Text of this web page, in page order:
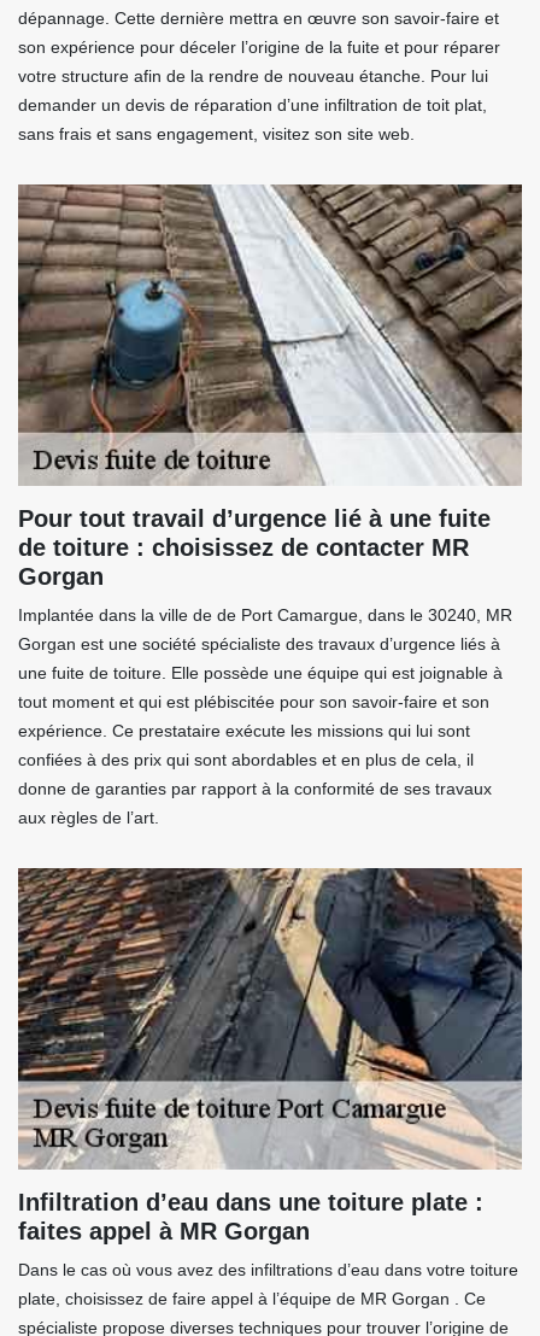
dépannage. Cette dernière mettra en œuvre son savoir-faire et
son expérience pour déceler l’origine de la fuite et pour réparer
votre structure afin de la rendre de nouveau étanche. Pour lui
demander un devis de réparation d’une infiltration de toit plat,
sans frais et sans engagement, visitez son site web.
Pour tout travail d’urgence lié à une fuite
de toiture : choisissez de contacter MR
Gorgan
Implantée dans la ville de de Port Camargue, dans le 30240, MR
Gorgan est une société spécialiste des travaux d’urgence liés à
une fuite de toiture. Elle possède une équipe qui est joignable à
tout moment et qui est plébiscitée pour son savoir-faire et son
expérience. Ce prestataire exécute les missions qui lui sont
confiées à des prix qui sont abordables et en plus de cela, il
donne de garanties par rapport à la conformité de ses travaux
aux règles de l’art.
Infiltration d’eau dans une toiture plate :
faites appel à MR Gorgan
Dans le cas où vous avez des infiltrations d’eau dans votre toiture
plate, choisissez de faire appel à l’équipe de MR Gorgan . Ce
spécialiste propose diverses techniques pour trouver l’origine de